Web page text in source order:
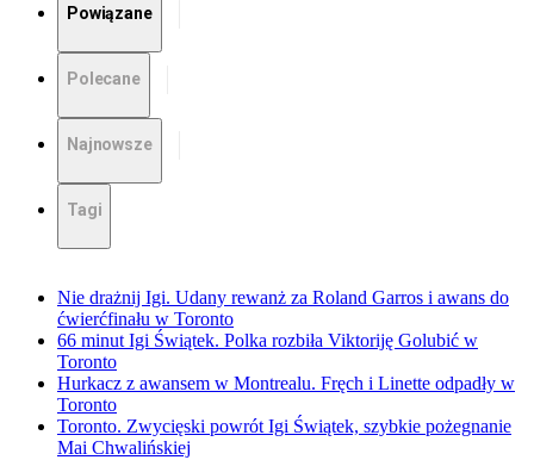
Powiązane
Polecane
Najnowsze
Tagi
Nie drażnij Igi. Udany rewanż za Roland Garros i awans do
ćwierćfinału w Toronto
66 minut Igi Świątek. Polka rozbiła Viktoriję Golubić w
Toronto
Hurkacz z awansem w Montrealu. Fręch i Linette odpadły w
Toronto
Toronto. Zwycięski powrót Igi Świątek, szybkie pożegnanie
Mai Chwalińskiej